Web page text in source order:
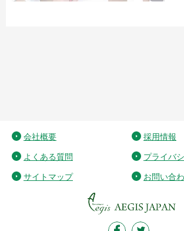
会社概要 採用情報
よくある質問 プライバ
サイトマップ お問い合